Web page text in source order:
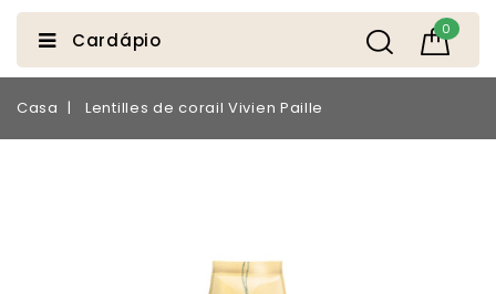
0
Cardápio
Casa Lentilles de corail Vivien Paille